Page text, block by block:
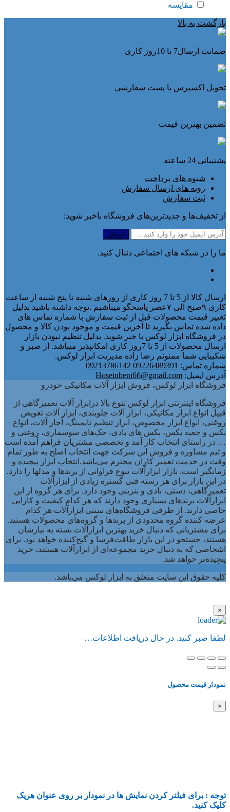
مقایسه
بازگشت به بالا
ضمانت ارسال7 تا 10روز کاری
تحویل اکسپرس با پست سفارشی
تضمین بهترین قیمت
پشتیبانی 24 ساعته
شیوه های پرداخت
رویه های ارسال سفارش
ثبت سفارش
از تخفیف‌ها و جدیدترین‌های فروشگاه باخبر شوید:
ما را در شبکه های اجتماعی دنبال کنید.
ارسال کالا از 5 تا 7 روز کاری از روزهای شنبه تا پنج شنبه از ساعت
کاری ۹صبح الی ۷عصر پاسخگو میباشیم .توجه داشته باشید بدلیل
تغییر قیمت محصولات قبل از ثبت سفارش با شماره تماس های
داده شده تماس بگیرید تا آخرین قیمت و موجود بودن کالا و محصول
در فروشگاه ابزار لوکس با خبر شوید. بدلیل تنظیم نبودن بازار
ارسال محصولات از 5 تا 7روز کاری امکانپذیر میباشد. از صبر و
شکیبایی شما ممنونم رضا زاده مدیریت ابزار لوکس.
شماره تماس: 09226489391 09213786142
آدرس ایمیل: Hoseinbeni66@gmail.com
فروشگاه ابزار لوکس، فروش ابزار آلات مکانیکی خودرو
فروشگاه اینترنتی ابزار لوکس تنوع بالا درابزار آلات تعمیرگاهی از
قبیل انواع ابزار مکانیکی، ابزار آلات جلوبندی، ابزار آلات تعویض
روغنی، انواع ابزار مخصوص، ابزار تنظیم تایمینگ، آچار آلات، انواع
بکس و جعبه بکس، بکس های بادی، جک‌های سوسماری، روغنی و
… در راستای انتخاب کار آمد و تخصصی مشتریان فراهم آمده است
و تیم مشاوره و فروش این شرکت جهت انتخاب اصلح به طور تمام
وقت در خدمت تعمیر کاران محترم می‌باشد.انتخاب ابزار پیچیده و
زمانگیر است. بازار ابزارآلات تنوع فراوانی از برندها و مدلها را دارد.
در این بازار برای هر رسته فنی گستره زیادی از ابزارآلات
تعمیرگاهی، دستی، بادی و بنزینی وجود دارد. برای هر گروه از این
ابزارآلات برندهای بسیاری وجود دارند که هر کدام کیفیت و کارایی
خاصی دارند. از طرفی فروشگاه‌های سنتی ابزارآلات هر کدام
عرضه کننده گروه محدودی از برندها و گروه‌های محصولات هستند.
برای مشتریانی که دنبال خرید بهترین ابزارآلات بسته به نیازشان
هستند، جستجو در این بازار طاقت‌فرسا و گیج‌کننده خواهد بود. برای
اشخاصی که به دنبال خرید مجموعه‌ای از ابزارآلات هستند، خرید
پیچیده‌تر خواهد شد.
کلیه حقوق این سایت متعلق به ابزار لوکس می‌باشد.
×
لطفا صبر کنید. در حال دریافت اطلاعات…
نمودار قیمت محصول
×
توجه : برای فیلتر کردن نمایش ها در نمودار بر روی عنوان هریک
کلیک کنید.